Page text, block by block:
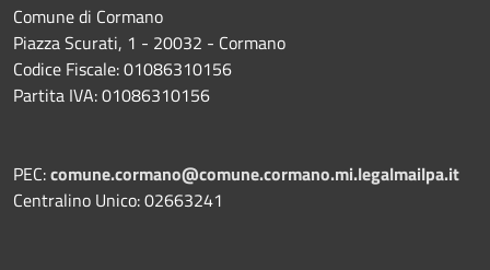
Comune di Cormano
Piazza Scurati, 1 - 20032 - Cormano
Codice Fiscale: 01086310156
Partita IVA: 01086310156
PEC:comune.cormano@comune.cormano.mi.legalmailpa.it
Centralino Unico: 02663241